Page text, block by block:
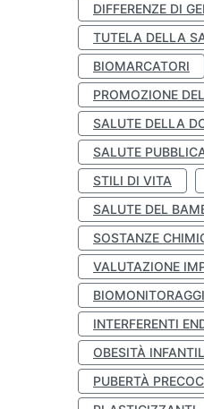
DIFFERENZE DI
TUTELA DELLA
BIOMARCATORI
PROMOZIONE
SALUTE DELLA
SALUTE
STILI DI VITA
SALUTE DEL
SOSTANZE
VALUTAZIONE
INTERFERENTI
OBESITÀ
PUBERTÀ